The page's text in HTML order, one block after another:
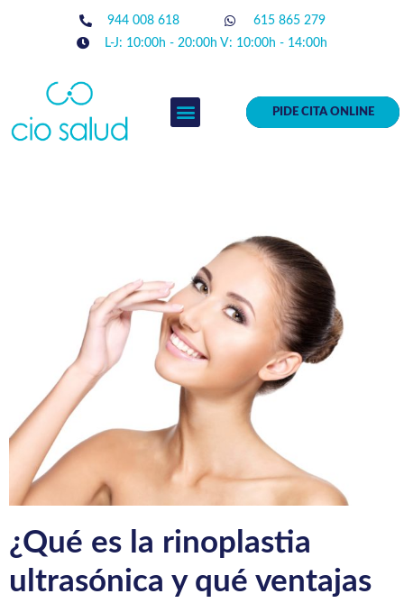
944 008 618
615 865 279
L-J: 10:00h - 20:00h V: 10:00h - 14:00h
PIDE CITA ONLINE
¿Qué es la rinoplastia
ultrasónica y qué ventajas